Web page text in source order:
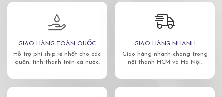
GIAO HÀNG TOÀN QUỐC
Hỗ trợ phí ship rẻ nhất cho các
quận, tỉnh thành trên cả nước.
GIAO HÀNG NHANH
Giao hàng nhanh chóng trong
nội thành HCM và Hà Nội.